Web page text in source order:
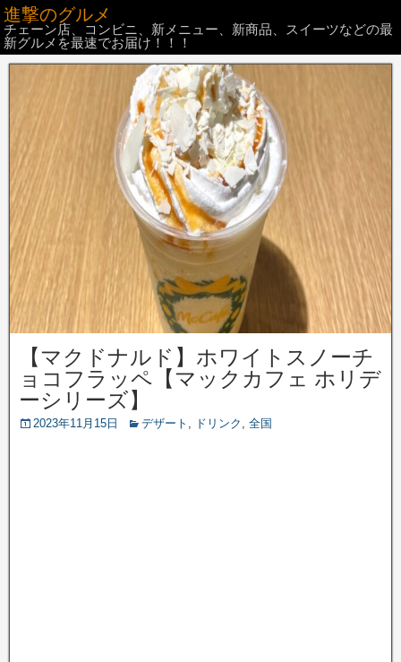
進撃のグルメ
チェーン店、コンビニ、新メニュー、新商品、スイーツなどの最
新グルメを最速でお届け！！！
【マクドナルド】ホワイトスノーチ
ョコフラッペ【マックカフェ ホリデ
ーシリーズ】
2023年11月15日 デザート , ドリンク , 全国